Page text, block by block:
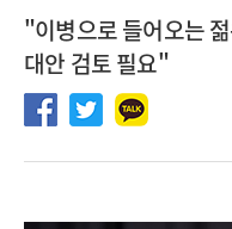
"이병으로 들어오는
대안 검토 필요"